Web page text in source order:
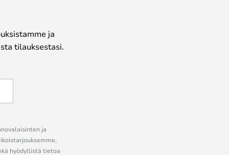
ja
tilauksestasi.
ja
hyödyllistä tietoa